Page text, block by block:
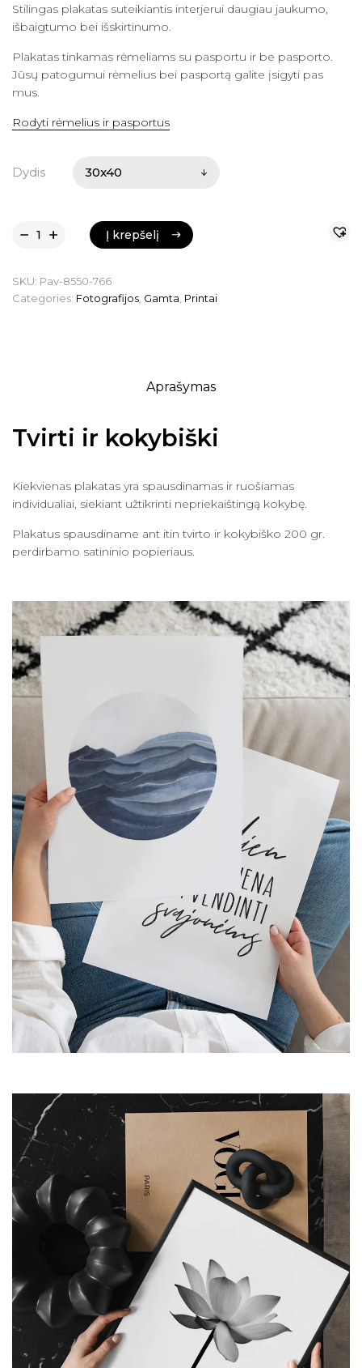
was:
15.90 €.
is:
13.50 €.
Stilingas plakatas suteikiantis interjerui daugiau jaukumo,
išbaigtumo bei išskirtinumo.
Plakatas tinkamas rėmeliams su pasportu ir be pasporto.
Jūsų patogumui rėmelius bei pasportą galite įsigyti pas
mus.
Rodyti rėmelius ir pasportus
Dydis
Į krepšelį
Į krepšelį
SKU: Pav-8550-766
Categories: Fotografijos Gamta Printai
Aprašymas
Tvirti ir kokybiški
Kiekvienas plakatas yra spausdinamas ir ruošiamas
individualiai, siekiant užtikrinti nepriekaištingą kokybę.
Plakatus spausdiname ant itin tvirto ir kokybiško 200 gr.
perdirbamo satininio popieriaus.